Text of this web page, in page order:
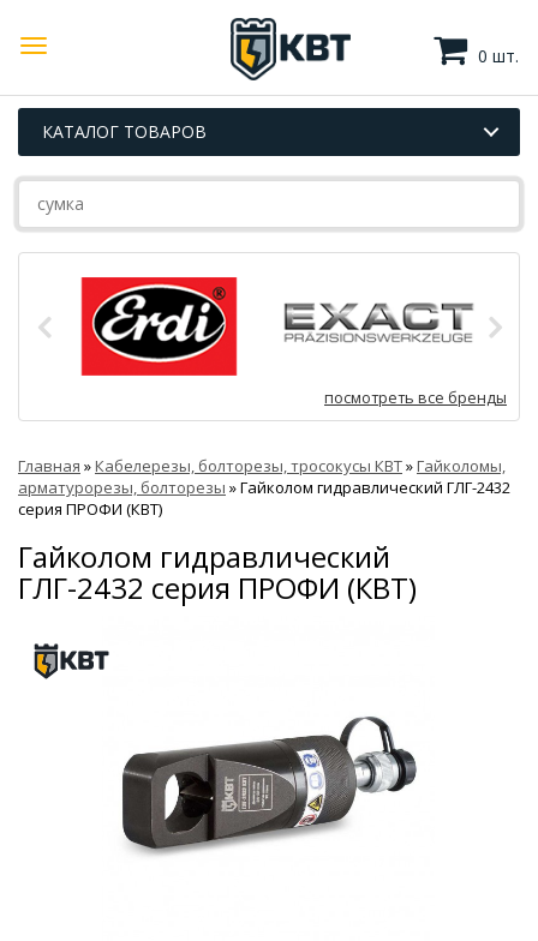
0 шт.
КАТАЛОГ ТОВАРОВ
посмотреть все бренды
Главная »Кабелерезы, болторезы, тросокусы КВТ»Гайколомы,
арматурорезы, болторезы »Гайколом гидравлический ГЛГ-2432
серия ПРОФИ (КВТ)
Гайколом гидравлический
ГЛГ-2432 серия ПРОФИ (КВТ)